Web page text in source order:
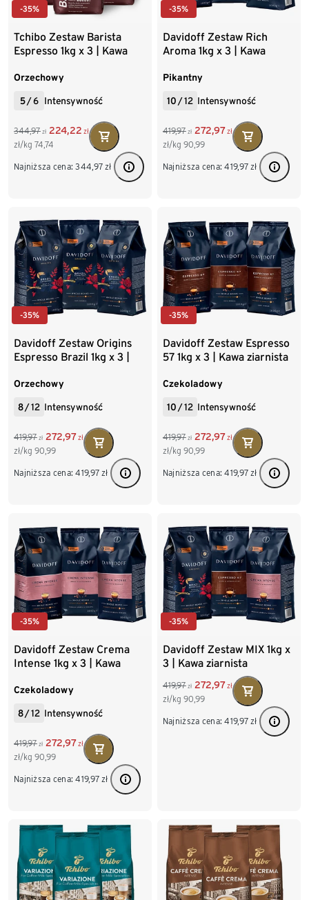
-35%
Tchibo Zestaw Barista
Espresso 1kg x 3 | Kawa
Orzechowy
5/6 Intensywność
344,97 zł 224,22 zł
zł/kg 74,74
Najniższa cena: 344,97 zł
-35%
Davidoff Zestaw Rich
Aroma 1kg x 3 | Kawa
Pikantny
10/12 Intensywność
419,97 zł 272,97zł
zł/kg 90,99
Najniższa cena: 419,97 zł
-35%
Davidoff Zestaw Origins
Espresso Brazil 1kg x 3 |
Orzechowy
8/12 Intensywność
419,97 zł 272,97zł
zł/kg 90,99
Najniższa cena: 419,97 zł
-35%
Davidoff Zestaw Espresso
57 1kg x 3 | Kawa ziarnista
Czekoladowy
10/12 Intensywność
419,97 zł 272,97zł
zł/kg 90,99
Najniższa cena: 419,97 zł
-35%
Davidoff Zestaw Crema
Intense 1kg x 3 | Kawa
Czekoladowy
8/12 Intensywność
419,97 zł 272,97zł
zł/kg 90,99
Najniższa cena: 419,97 zł
-35%
Davidoff Zestaw MIX 1kg x
3 | Kawa ziarnista
419,97 zł 272,97zł
zł/kg 90,99
Najniższa cena: 419,97 zł